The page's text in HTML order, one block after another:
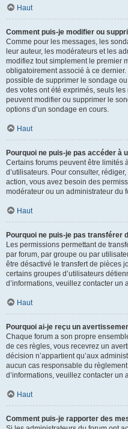
Haut
Comment puis-je modifier ou
Comme pour les messages, les
leur auteur, les modérateurs et les
modifiez tout simplement le premier
obligatoirement associé à ce
possible de supprimer le sondage
des votes ont été exprimés, seuls
peuvent modifier ou supprimer le
options d’un sondage en cours.
Haut
Pourquoi ne puis-je pas accéder à
Certains forums peuvent être limités
d’utilisateurs. Pour consulter,
action, vous avez besoin des
modérateur ou un administrateur du
Haut
Pourquoi ne puis-je pas transférer
Les permissions permettant de
par forum, par groupe ou par
être désactivé le transfert de pièces
certains groupes d’utilisateurs
d’informations, veuillez contacter un
Haut
Pourquoi ai-je reçu un
Chaque forum a son propre
de ces règles, vous recevrez un
décision n’appartient qu’aux
aucun cas responsable du
d’informations, veuillez contacter un
Haut
Comment puis-je rapporter des